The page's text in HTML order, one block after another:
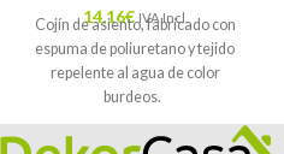
14,16€ IVA Incl.
Cojín de asiento, fabricado con
espuma de poliuretano y tejido
repelente al agua de color
burdeos.